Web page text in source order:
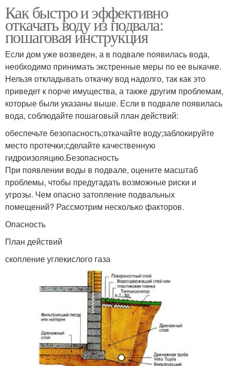
Как быстро и эффективно
откачать воду из подвала:
пошаговая инструкция
Если дом уже возведен, а в подвале появилась вода,
необходимо принимать экстренные меры по ее выкачке.
Нельзя откладывать откачку вод надолго, так как это
приведет к порче имущества, а также другим проблемам,
которые были указаны выше. Если в подвале появилась
вода, соблюдайте пошаговый план действий:
обеспечьте безопасность;откачайте воду;заблокируйте
место протечки;сделайте качественную
гидроизоляцию.Безопасность
При появлении воды в подвале, оцените масштаб
проблемы, чтобы предугадать возможные риски и
угрозы. Чем опасно затопление подвальных
помещений? Рассмотрим несколько факторов.
Опасность
План действий
скопление углекислого газа